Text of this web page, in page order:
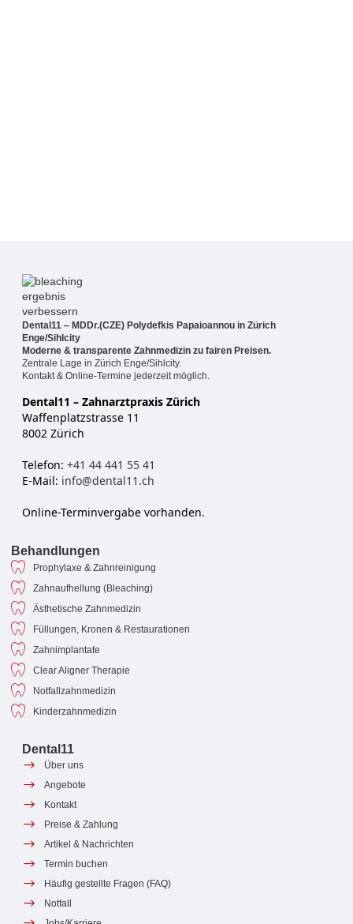
Dental11 – MDDr.(CZE) Polydefkis Papaioannou in Zürich
Enge/Sihlcity
Moderne & transparente Zahnmedizin zu fairen Preisen.
Zentrale Lage in Zürich Enge/Sihlcity.
Kontakt & Online-Termine jederzeit möglich.
Dental11 – Zahnarztpraxis Zürich
Waffenplatzstrasse 11
8002 Zürich
Telefon: +41 44 441 55 41
E-Mail: info@dental11.ch
Online-Terminvergabe vorhanden.
Behandlungen
Prophylaxe & Zahnreinigung
Zahnaufhellung (Bleaching)
Ästhetische Zahnmedizin
Füllungen, Kronen & Restaurationen
Zahnimplantate
Clear Aligner Therapie
Notfallzahnmedizin
Kinderzahnmedizin
Dental11
Über uns
Angebote
Kontakt
Preise & Zahlung
Artikel & Nachrichten
Termin buchen
Häufig gestellte Fragen (FAQ)
Notfall